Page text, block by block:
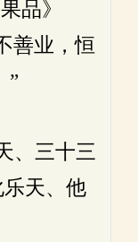
品》
善业，恒
”
、三十三
天、他